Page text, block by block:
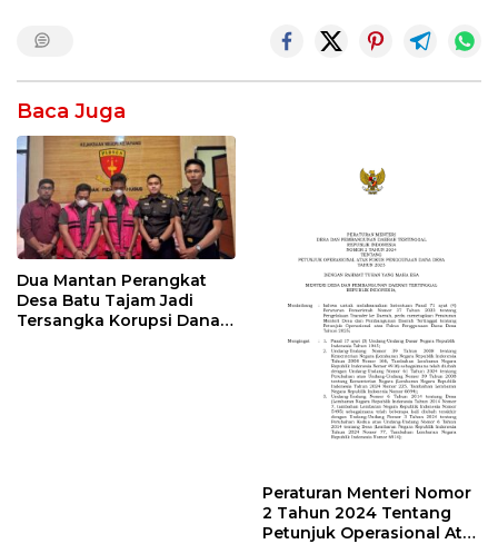
Baca Juga
Dua Mantan Perangkat
Desa Batu Tajam Jadi
Tersangka Korupsi Dana
Peraturan Menteri Nomor
2 Tahun 2024 Tentang
Petunjuk Operasional Atas